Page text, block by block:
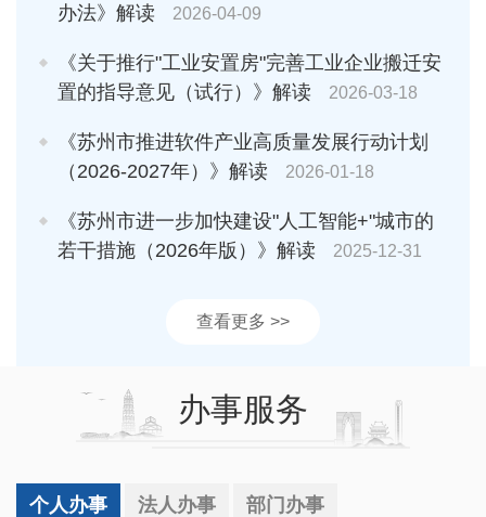
办法》解读
2026-04-09
《关于推行"工业安置房"完善工业企业搬迁安
置的指导意见（试行）》解读
2026-03-18
《苏州市推进软件产业高质量发展行动计划
（2026-2027年）》解读
2026-01-18
《苏州市进一步加快建设"人工智能+"城市的
若干措施（2026年版）》解读
2025-12-31
查看更多 >>
办事服务
个人办事 法人办事 部门办事